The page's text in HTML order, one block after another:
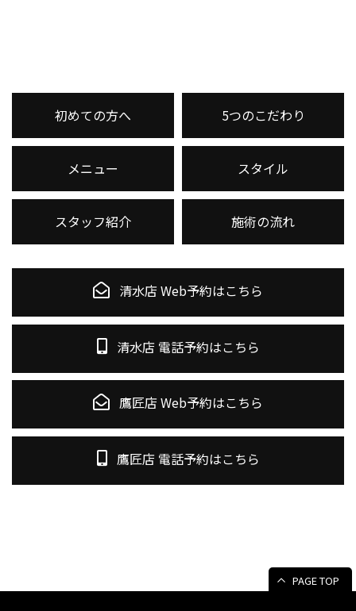
初めての方へ 5つのこだわり
メニュー スタイル
スタッフ紹介 施術の流れ
清水店 Web予約はこちら
清水店 電話予約はこちら
鷹匠店 Web予約はこちら
鷹匠店 電話予約はこちら
PAGE TOP